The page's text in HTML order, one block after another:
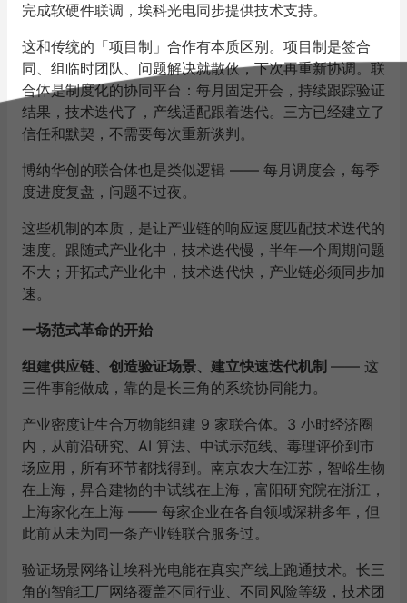
完成软硬件联调，埃科光电同步提供技术支持。
这和传统的「项目制」合作有本质区别。项目制是签合
同、组临时团队、问题解决就散伙，下次再重新协调。联
合体是制度化的协同平台：每月固定开会，持续跟踪验证
结果，技术迭代了，产线适配跟着迭代。三方已经建立了
信任和默契，不需要每次重新谈判。
博纳华创的联合体也是类似逻辑 —— 每月调度会，每季
度进度复盘，问题不过夜。
这些机制的本质，是让产业链的响应速度匹配技术迭代的
速度。跟随式产业化中，技术迭代慢，半年一个周期问题
不大；开拓式产业化中，技术迭代快，产业链必须同步加
速。
一场范式革命的开始
组建供应链、创造验证场景、建立快速迭代机制 —— 这
三件事能做成，靠的是长三角的系统协同能力。
产业密度让生合万物能组建 9 家联合体。3 小时经济圈
内，从前沿研究、AI 算法、中试示范线、毒理评价到市
场应用，所有环节都找得到。南京农大在江苏，智峪生物
在上海，昇合建物的中试线在上海，富阳研究院在浙江，
上海家化在上海 —— 每家企业在各自领域深耕多年，但
此前从未为同一条产业链联合服务过。
验证场景网络让埃科光电能在真实产线上跑通技术。长三
角的智能工厂网络覆盖不同行业、不同风险等级，技术团